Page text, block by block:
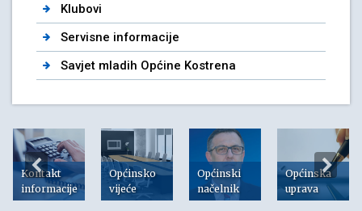
Klubovi
Servisne informacije
Savjet mladih Općine Kostrena
Kontakt
informacije
Općinsko
vijeće
Općinski
načelnik
Općinska
uprava